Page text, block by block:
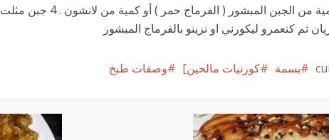
في ايناء درت كمية من الجبن المبشور ( الفرماج حمر ) أو كمية من لانشون . 4 جبن مثلت
ثم كنعمرو ليكورني او نزينو بالفرماج المبشور
بسمة كورنيات مالحين] وصفات طبخ